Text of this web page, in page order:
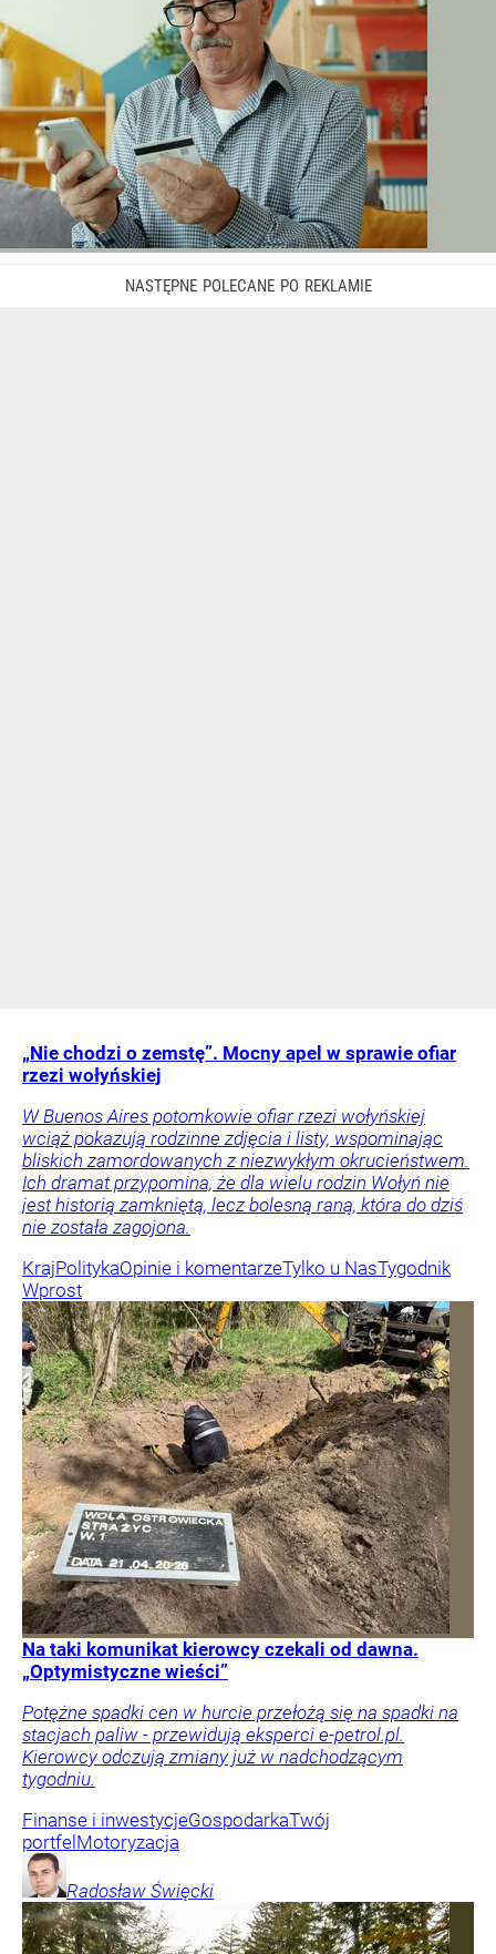
„Nie chodzi o zemstę”. Mocny apel w sprawie ofiar
rzezi wołyńskiej
W Buenos Aires potomkowie ofiar rzezi wołyńskiej
wciąż pokazują rodzinne zdjęcia i listy, wspominając
bliskich zamordowanych z niezwykłym okrucieństwem.
Ich dramat przypomina, że dla wielu rodzin Wołyń nie
jest historią zamkniętą, lecz bolesną raną, która do dziś
nie została zagojona.
KrajPolitykaOpinie i komentarzeTylko u NasTygodnik
Wprost
Na taki komunikat kierowcy czekali od dawna.
„Optymistyczne wieści”
Potężne spadki cen w hurcie przełożą się na spadki na
stacjach paliw - przewidują eksperci e-petrol.pl.
Kierowcy odczują zmiany już w nadchodzącym
tygodniu.
Finanse i inwestycjeGospodarkaTwój
portfelMotoryzacja
Radosław Święcki